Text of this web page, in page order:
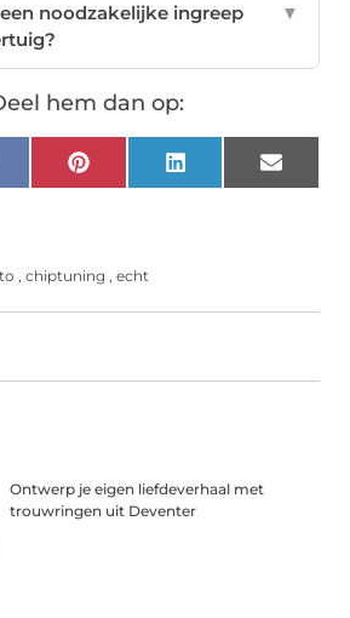
noodzakelijke ingreep
▼
hem dan op:
Pinterest LinkedIn Email
, chiptuning , echt
Ontwerp je eigen liefdeverhaal met
trouwringen uit Deventer